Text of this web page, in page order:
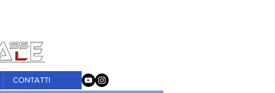
CONTATTI